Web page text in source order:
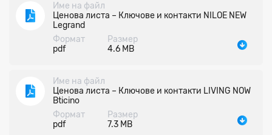
Име на файл
Ценова листа – Ключове и контакти NILOE NEW
Legrand
Формат
pdf
Размер
4.6 MB
Име на файл
Ценова листа – Ключове и контакти LIVING NOW
Bticino
Формат
pdf
Размер
7.3 MB